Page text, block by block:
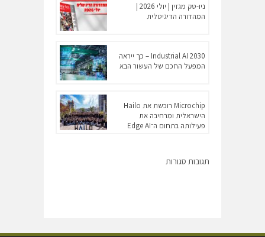
ניו-טק מגזין | יולי 2026 |
המהדורה הדיגיטלית
Industrial AI 2030 – כך ייראה
המפעל החכם של העשור הבא
Microchip רוכשת את Hailo
הישראלית ומרחיבה את
פעילותה בתחום ה־Edge AI
תגובות סגורות